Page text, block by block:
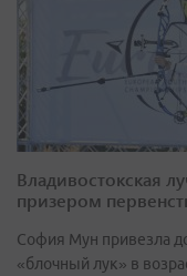
Владивостокская
призером
София Мун привезла
«блочный лук» в